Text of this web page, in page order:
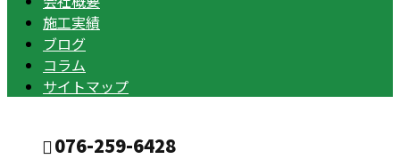
施工実績
ブログ
コラム
サイトマップ
076-259-6428